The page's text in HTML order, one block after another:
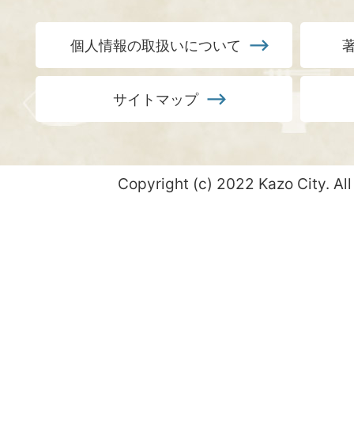
個人情報の取扱いについて
サイトマップ
Copyright (c) 2022 Kazo City.